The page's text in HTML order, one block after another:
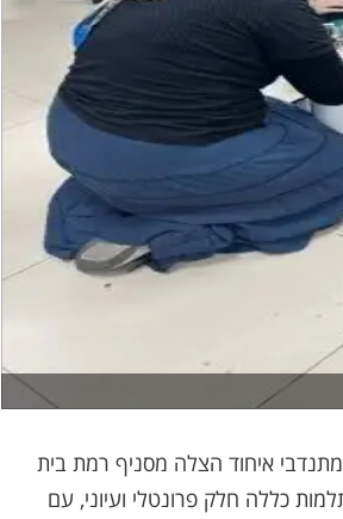
איחוד הצלה מסניף רמת בית
כללה חלק פרונטלי ועיוני, עם